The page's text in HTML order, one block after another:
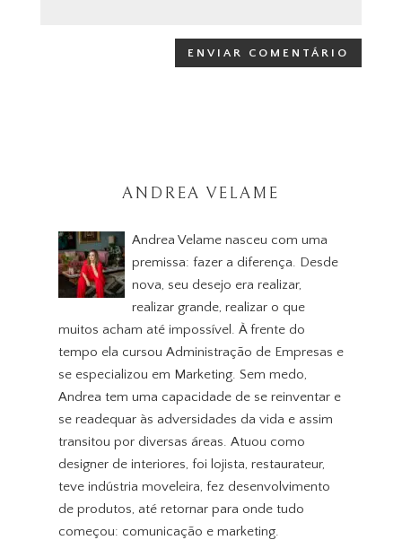
ANDREA VELAME
Andrea Velame nasceu com uma
premissa: fazer a diferença. Desde
nova, seu desejo era realizar,
realizar grande, realizar o que
muitos acham até impossível. À frente do
tempo ela cursou Administração de Empresas e
se especializou em Marketing. Sem medo,
Andrea tem uma capacidade de se reinventar e
se readequar às adversidades da vida e assim
transitou por diversas áreas. Atuou como
designer de interiores, foi lojista, restaurateur,
teve indústria moveleira, fez desenvolvimento
de produtos, até retornar para onde tudo
começou: comunicação e marketing.